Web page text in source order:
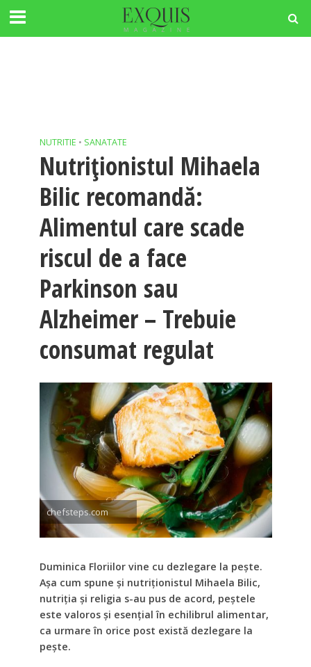
NUTRITIE • SANATATE
Nutriționistul Mihaela
Bilic recomandă:
Alimentul care scade
riscul de a face
Parkinson sau
Alzheimer – Trebuie
consumat regulat
chefsteps.com
Duminica Floriilor vine cu dezlegare la pește.
Așa cum spune și nutriționistul Mihaela Bilic,
nutriția și religia s-au pus de acord, peștele
este valoros și esențial în echilibrul alimentar,
ca urmare în orice post există dezlegare la
pește.